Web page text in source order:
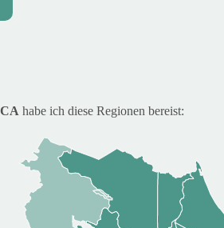
habe ich diese Regionen bereist: